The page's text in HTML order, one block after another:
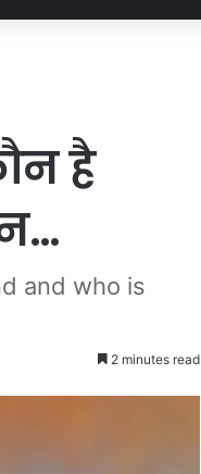
है
and who is
2 minutes read